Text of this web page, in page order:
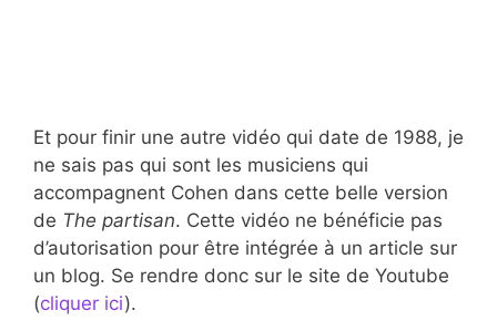
Et pour finir une autre vidéo qui date de 1988, je
ne sais pas qui sont les musiciens qui
accompagnent Cohen dans cette belle version
de The partisan. Cette vidéo ne bénéficie pas
d’autorisation pour être intégrée à un article sur
un blog. Se rendre donc sur le site de Youtube
(cliquer ici).